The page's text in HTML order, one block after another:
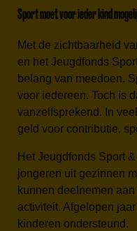
Sport moet voor ieder kind
Met de zichtbaarheid
en het Jeugdfonds
belang van meedoen.
voor iedereen. Toch is
vanzelfsprekend. In
geld voor contributie,
Het Jeugdfonds Sport
jongeren uit gezinnen
kunnen deelnemen
activiteit. Afgelopen
kinderen ondersteund.